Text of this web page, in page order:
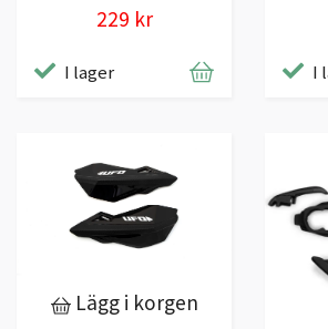
229 kr
I lager I
Lägg i korgen